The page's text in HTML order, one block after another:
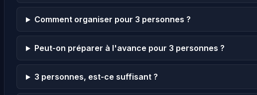
Comment organiser pour 3 personnes ?
Peut-on préparer à l'avance pour 3 personnes ?
3 personnes, est-ce suffisant ?